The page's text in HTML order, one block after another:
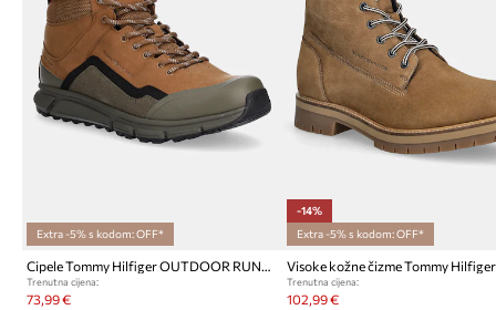
Extra -5% s kodom: OFF*
Cipele Tommy Hilfiger OUTDOOR RUNNER HI WPM
Trenutna cijena:
73,99 €
-14%
Extra -5% s kodom: OFF*
Trenutna cijena:
102,99 €